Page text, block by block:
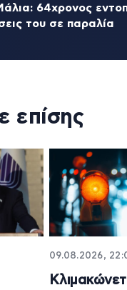
64χρονος
του σε παραλία
επίσης
09.08.2026,